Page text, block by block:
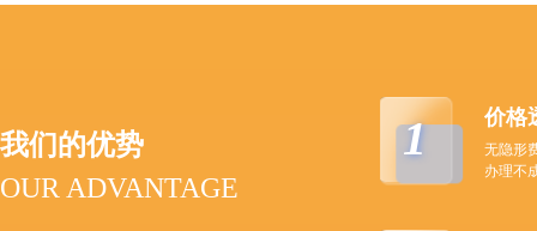
我们的优势
OUR ADVANTAGE
1 价格
无隐形
办理不